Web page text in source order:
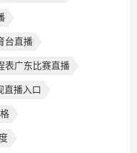
台直播
表广东比赛直播
直播入口